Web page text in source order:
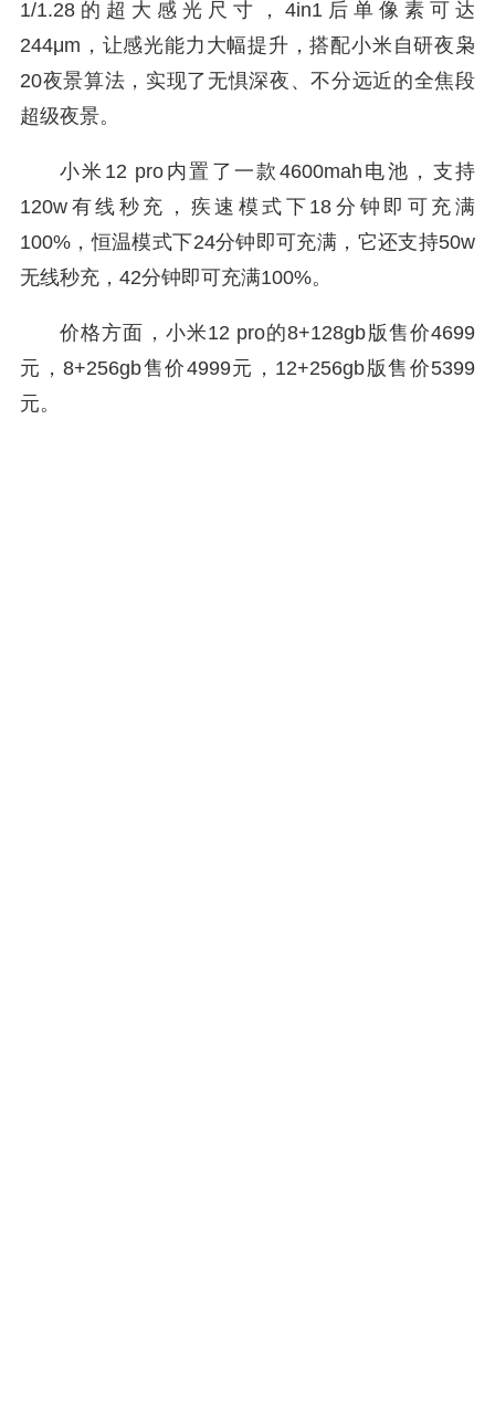
1/1.28的超大感光尺寸，4in1后单像素可达
244μm，让感光能力大幅提升，搭配小米自研夜枭
20夜景算法，实现了无惧深夜、不分远近的全焦段
超级夜景。
小米12 pro内置了一款4600mah电池，支持
120w有线秒充，疾速模式下18分钟即可充满
100%，恒温模式下24分钟即可充满，它还支持50w
无线秒充，42分钟即可充满100%。
价格方面，小米12 pro的8+128gb版售价4699
元，8+256gb售价4999元，12+256gb版售价5399
元。